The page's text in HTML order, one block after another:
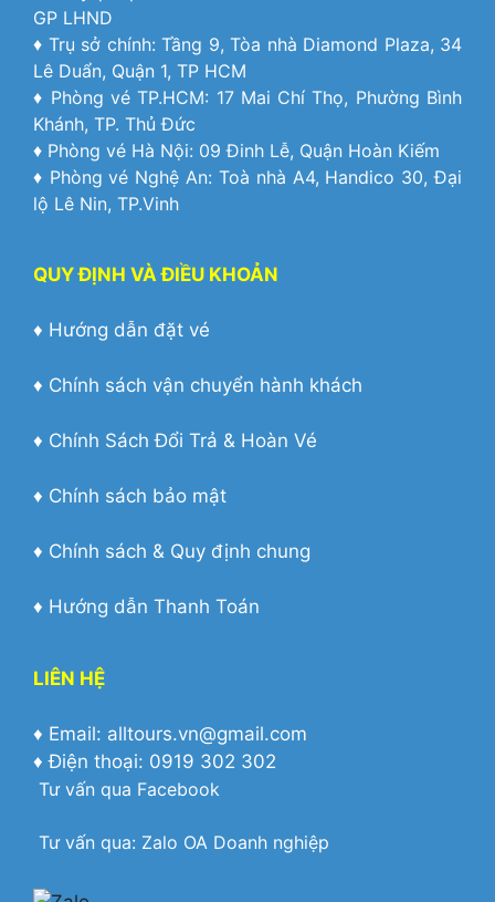
GP LHND
♦ Trụ sở chính: Tầng 9, Tòa nhà Diamond Plaza, 34
Lê Duẩn, Quận 1, TP HCM
♦ Phòng vé TP.HCM: 17 Mai Chí Thọ, Phường Bình
Khánh, TP. Thủ Đức
♦ Phòng vé Hà Nội: 09 Đinh Lễ, Quận Hoàn Kiếm
♦ Phòng vé Nghệ An: Toà nhà A4, Handico 30, Đại
lộ Lê Nin, TP.Vinh
QUY ĐỊNH VÀ ĐIỀU KHOẢN
♦ Hướng dẫn đặt vé
♦ Chính sách vận chuyển hành khách
♦ Chính Sách Đổi Trả & Hoàn Vé
♦ Chính sách bảo mật
♦ Chính sách & Quy định chung
♦ Hướng dẫn Thanh Toán
LIÊN HỆ
♦ Email: alltours.vn@gmail.com
♦ Điện thoại: 0919 302 302
Tư vấn qua Facebook
Tư vấn qua: Zalo OA Doanh nghiệp